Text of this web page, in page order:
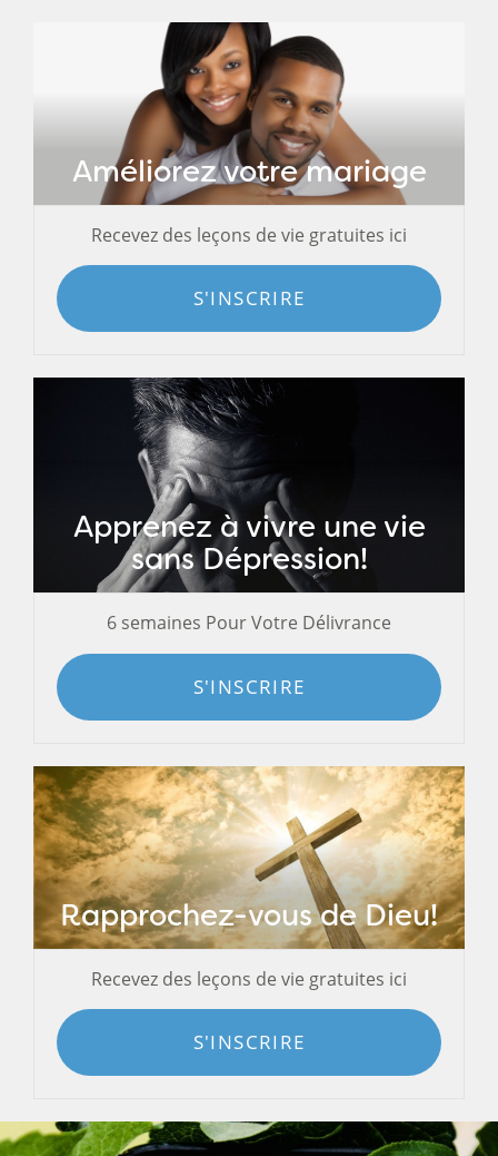
Améliorez votre mariage
Recevez des leçons de vie gratuites ici
S'INSCRIRE
Apprenez à vivre une vie
sans Dépression!
6 semaines Pour Votre Délivrance
S'INSCRIRE
Rapprochez-vous de Dieu!
Recevez des leçons de vie gratuites ici
S'INSCRIRE